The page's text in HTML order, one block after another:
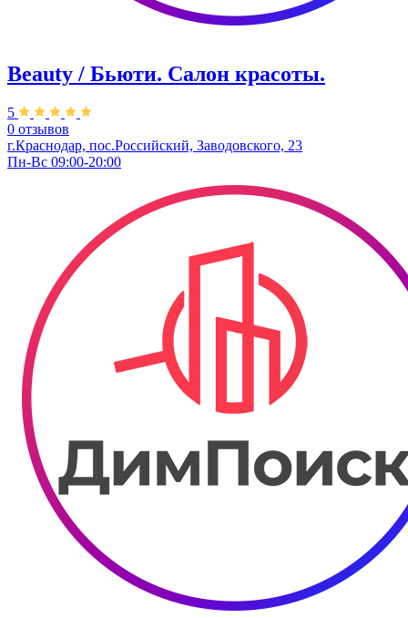
Beauty / Бьюти. Салон красоты.
5
0 отзывов
г.Краснодар, пос.Российский, Заводовского, 23
Пн-Вс 09:00-20:00